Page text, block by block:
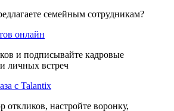
семейным сотрудникам?
онлайн
и подписывайте кадровые
личных встреч
с Talantix
откликов, настройте воронку,